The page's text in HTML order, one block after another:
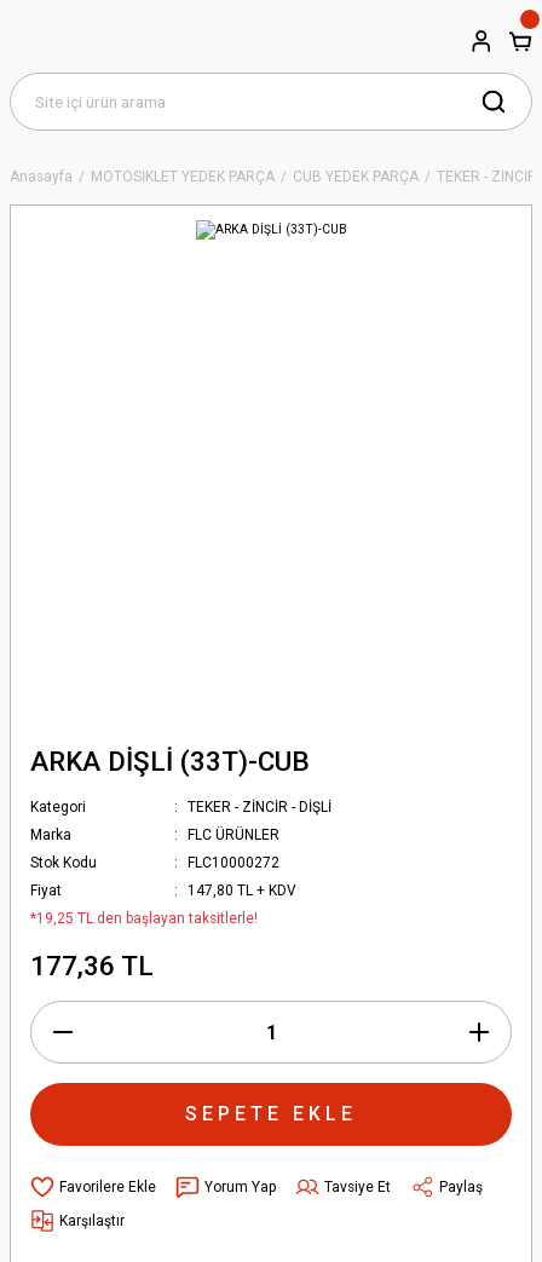
Anasayfa MOTOSİKLET YEDEK PARÇA CUB YEDEK PARÇA TEKER - ZİNCİR
ARKA DİŞLİ (33T)-CUB
Kategori
TEKER - ZİNCİR - DİŞLİ
Marka
FLC ÜRÜNLER
Stok Kodu
FLC10000272
Fiyat
147,80 TL + KDV
*19,25 TL den başlayan taksitlerle!
177,36 TL
SEPETE EKLE
Yorum Yap Tavsiye Et
Paylaş
Karşılaştır